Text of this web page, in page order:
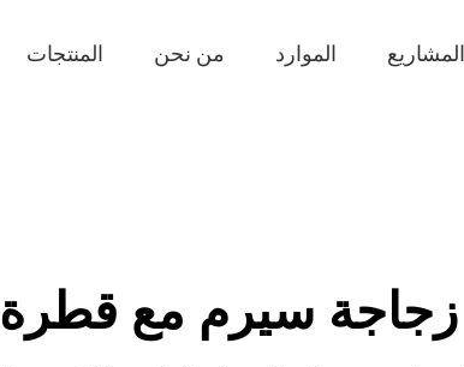
المنتجات من نحن الموارد المشاريع
زجاجة سيرم مع قطرة